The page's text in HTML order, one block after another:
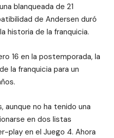
blanqueada de 21
de Andersen duró
historia de la franquicia.
16 en la postemporada, la
la franquicia para un
aunque no ha tenido una
en dos listas
play en el Juego 4. Ahora